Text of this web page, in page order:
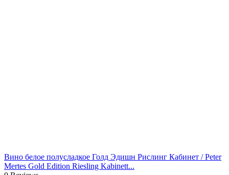
Вино белое полусладкое Голд Эдишн Рислинг Кабинет / Peter
Mertes Gold Edition Riesling Kabinett...